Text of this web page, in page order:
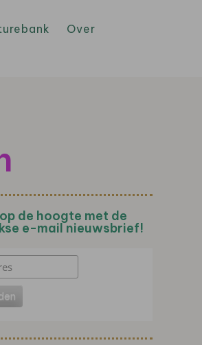
Over
de hoogte met de
e-mail nieuwsbrief!